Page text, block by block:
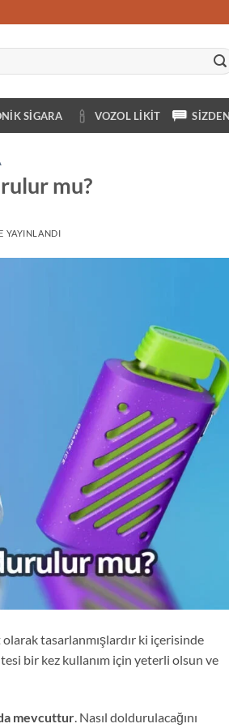
SIGARA VOZOL LIKIT
mu?
YAYINLANDI
tasarlanmışlardır ki içerisinde
bir kez kullanım için yeterli olsun ve
mevcuttur. Nasıl doldurulacağını